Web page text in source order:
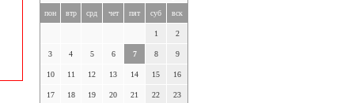
пон втр срд чет пят суб вск
1 2
3 4 5 6 7 8 9
10 11 12 13 14 15 16
17 18 19 20 21 22 23